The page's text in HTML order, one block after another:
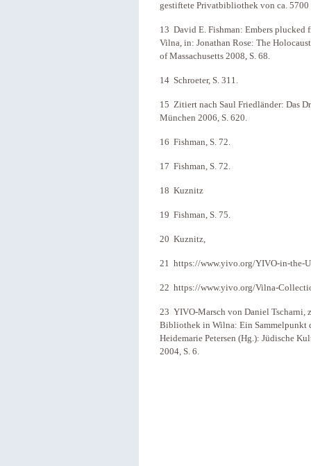
gestiftete Privatbibliothek von ca. 5700
13 David E. Fishman: Embers plucked
Vilna, in: Jonathan Rose: The
of Massachusetts 2008, S. 68.
14 Schroeter, S. 311.
15 Zitiert nach Saul Friedländer: Das
München 2006, S. 620.
16 Fishman, S. 72.
17 Fishman, S. 72.
18 Kuznitz
19 Fishman, S. 75.
20 Kuznitz,
21 https://www.yivo.org/YIVO-in-the-
22 https://www.yivo.org/Vilna-
23 YIVO-Marsch von Daniel Tscharni,
Bibliothek in Wilna: Ein Sammelpunkt
Heidemarie Petersen (Hg.): Jüdische
2004, S. 6.